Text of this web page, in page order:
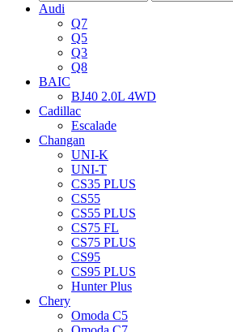
Audi
Q7
Q5
Q3
Q8
BAIC
BJ40 2.0L 4WD
Cadillac
Escalade
Changan
UNI-K
UNI-T
CS35 PLUS
CS55
CS55 PLUS
CS75 FL
CS75 PLUS
CS95
CS95 PLUS
Hunter Plus
Chery
Omoda C5